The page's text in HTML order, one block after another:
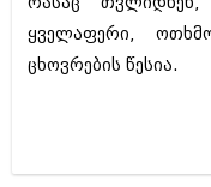
აგვისტო
ივნისი 0212
ყველაფერი,
ცხოვრების წესია.